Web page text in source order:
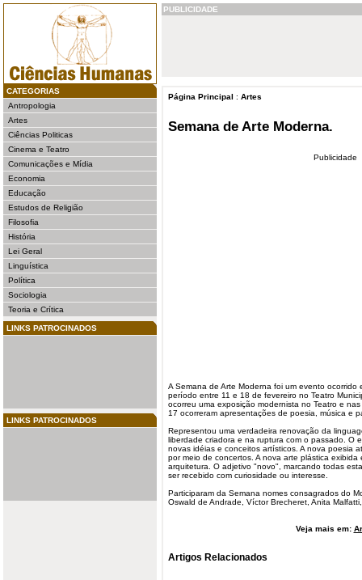
CATEGORIAS
Antropologia
Artes
Ciências Politicas
Cinema e Teatro
Comunicações e Mídia
Economia
Educação
Estudos de Religião
Filosofia
História
Lei Geral
Linguística
Política
Sociologia
Teoria e Crítica
LINKS PATROCINADOS
LINKS PATROCINADOS
PUBLICIDADE
Página Principal : Artes
Semana de Arte Moderna.
Publicidade
A Semana de Arte Moderna foi um evento ocorrido
período entre 11 e 18 de fevereiro no Teatro
ocorreu uma exposição modernista no Teatro e
17 ocorreram apresentações de poesia , música e
Representou uma verdadeira renovação da
liberdade criadora e na ruptura com o passado. O
novas idéias e conceitos artísticos. A nova poesia
por meio de concertos. A nova arte plástica
arquitetura. O adjetivo "novo", marcando todas
ser recebido com curiosidade ou interesse.
Participaram da Semana nomes consagrados do
Oswald de Andrade, Víctor Brecheret, Anita
Veja mais em:
Artigos Relacionados